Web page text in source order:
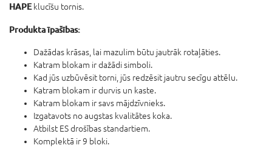
HAPEklucīšu tornis.
Produkta īpašības:
Dažādas krāsas, lai mazulim būtu jautrāk rotaļāties.
Katram blokam ir dažādi simboli.
Kad jūs uzbūvēsit torni, jūs redzēsit jautru secīgu attēlu.
Katram blokam ir durvis un kaste.
Katram blokam ir savs mājdzīvnieks.
Izgatavots no augstas kvalitātes koka.
Atbilst ES drošības standartiem.
Komplektā ir 9 bloki.